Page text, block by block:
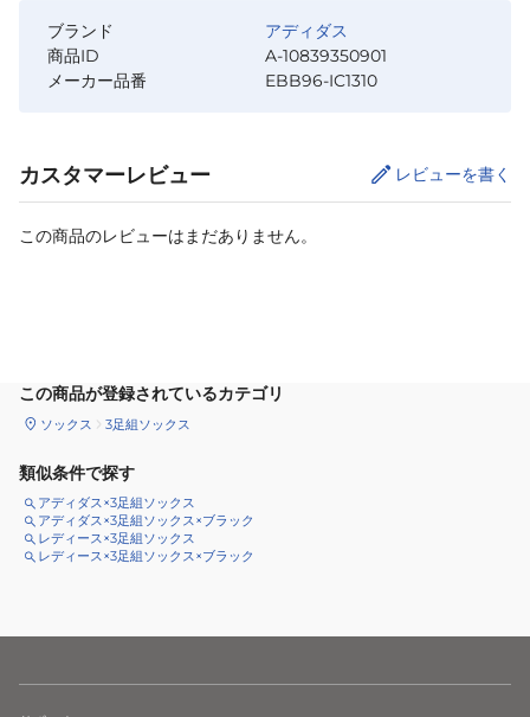
ブランド
アディダス
商品ID
A-10839350901
メーカー品番
EBB96-IC1310
カスタマーレビュー レビューを書く
この商品のレビューはまだありません。
この商品が登録されているカテゴリ
ソックス 3足組ソックス
類似条件で探す
アディダス×3足組ソックス
アディダス×3足組ソックス×ブラック
レディース×3足組ソックス
レディース×3足組ソックス×ブラック